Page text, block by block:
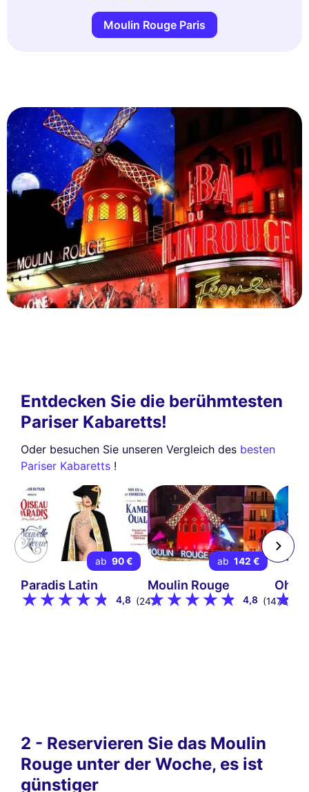
Moulin Rouge Paris
Entdecken Sie die berühmtesten
Pariser Kabaretts!
Oder besuchen Sie unseren Vergleich des besten
Pariser Kabaretts !
ab 90 €
Paradis Latin
4,8 (243)
ab 142 €
Moulin Rouge
4,8 (1478)
Oh!
2 - Reservieren Sie das Moulin
Rouge unter der Woche, es ist
günstiger